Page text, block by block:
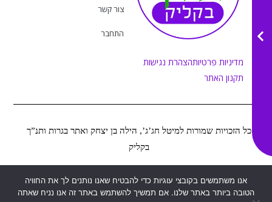
מדיניות פרטיותהצהרת נגישות
תקנון האתר
צור קשר
התחבר
כל הזכויות שמורות למיטל חג’ג’, הילה בן יצחק ואתר בגרות ותנ”ך
בקליק
©נבנה ע”י2022
Web&MOR
אנו משתמשים בקובצי עוגיות כדי להבטיח שאנו נותנים לך את החוויה
הטובה ביותר באתר שלנו. אם תמשיך להשתמש באתר זה אנו נניח שאתה